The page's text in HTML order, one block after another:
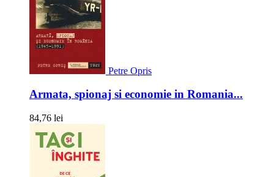
Petre Opris
Armata, spionaj si economie in Romania...
84,76 lei